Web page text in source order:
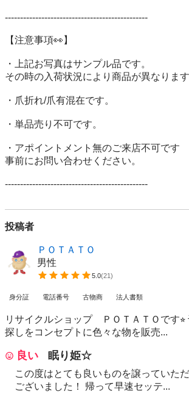
-----------------------------------------------
【注意事項👀】
・上記お写真はサンプル品です。
その時の入荷状況により商品が異なります
・爪折れ/爪有混在です。
・単品売り不可です。
・アポイントメント無のご来店不可です
事前にお問い合わせください。
-----------------------------------------------
投稿者
ＰＯＴＡＴＯ
男性
5.0(21)
身分証 電話番号 古物商 法人書類
リサイクルショップ ＰＯＴＡＴＯです⭐︎
探しをコンセプトに色々な物を販売...
良い 眠り姫☆
この度はとても良いものを譲っていた
ございました！ 帰って早速セッテ...